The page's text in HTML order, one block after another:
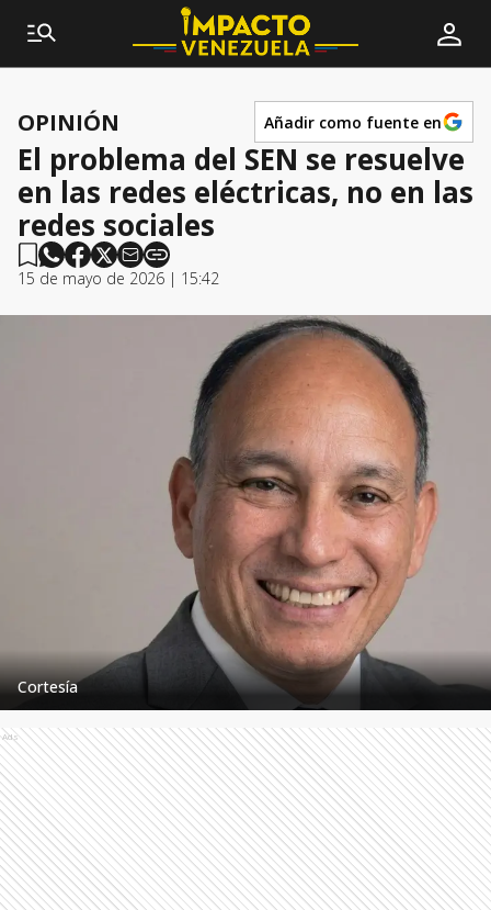
OPINIÓN Añadir como fuente en
El problema del SEN se resuelve
en las redes eléctricas, no en las
redes sociales
15 de mayo de 2026 | 15:42
Cortesía
Ads